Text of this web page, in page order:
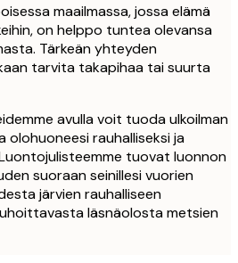
maailmassa, jossa elämä
on helppo tuntea olevansa
Tärkeän yhteyden
tarvita takapihaa tai suurta
avulla voit tuoda ulkoilman
olohuoneesi rauhalliseksi ja
tuovat luonnon
suoraan seinillesi vuorien
järvien rauhalliseen
läsnäolosta metsien